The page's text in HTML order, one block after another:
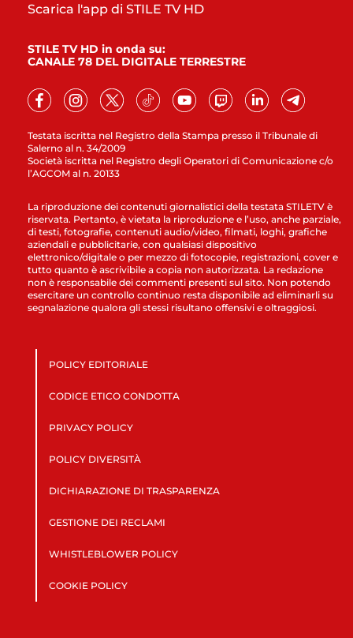
Testata iscritta nel Registro della Stampa presso il Tribunale di
Salerno al n. 34/2009
Società iscritta nel Registro degli Operatori di Comunicazione c/o
l’AGCOM al n. 20133
Scarica l'app di STILE TV HD
STILE TV HD in onda su:
CANALE 78 DEL DIGITALE TERRESTRE
La riproduzione dei contenuti giornalistici della testata STILETV è
riservata. Pertanto, è vietata la riproduzione e l’uso, anche parziale,
di testi, fotografie, contenuti audio/video, filmati, loghi, grafiche
aziendali e pubblicitarie, con qualsiasi dispositivo
elettronico/digitale o per mezzo di fotocopie, registrazioni, cover e
tutto quanto è ascrivibile a copia non autorizzata. La redazione
non è responsabile dei commenti presenti sul sito. Non potendo
esercitare un controllo continuo resta disponibile ad eliminarli su
segnalazione qualora gli stessi risultano offensivi e oltraggiosi.
POLICY EDITORIALE
CODICE ETICO CONDOTTA
PRIVACY POLICY
POLICY DIVERSITÀ
DICHIARAZIONE DI TRASPARENZA
GESTIONE DEI RECLAMI
WHISTLEBLOWER POLICY
COOKIE POLICY